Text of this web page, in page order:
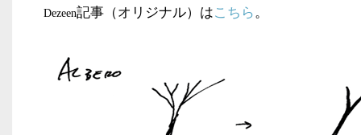
Dezeen記事（オリジナル）はこちら。